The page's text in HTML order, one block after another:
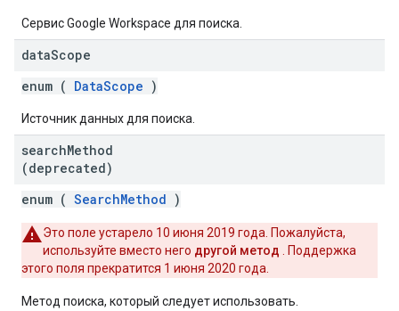
Сервис Google Workspace для поиска.
dataScope
enum ( DataScope )
Источник данных для поиска.
searchMethod
(deprecated)
enum ( SearchMethod )
Это поле устарело 10 июня 2019 года. Пожалуйста,
используйте вместо него другой метод . Поддержка
этого поля прекратится 1 июня 2020 года.
Метод поиска, который следует использовать.